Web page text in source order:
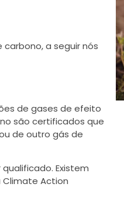
a seguir nós
de gases de efeito
são certificados que
de outro gás de
Existem
Climate Action